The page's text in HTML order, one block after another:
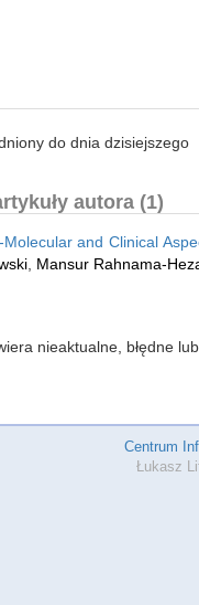
do dnia dzisiejszego
autora (1)
and Clinical
Mansur Rahnama-
nieaktualne, błędne
Centrum
Łukasz